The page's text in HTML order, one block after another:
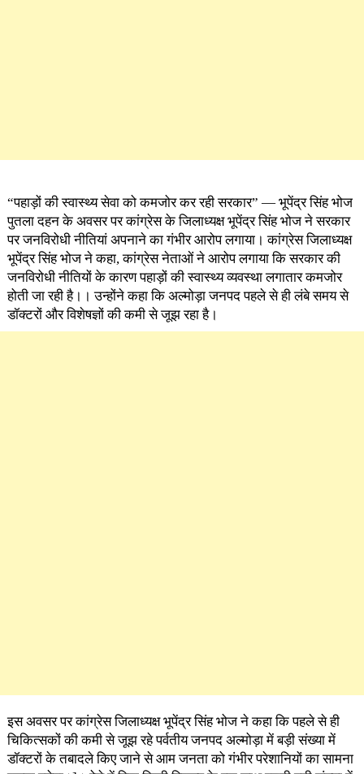
“पहाड़ों की स्वास्थ्य सेवा को कमजोर कर रही सरकार” — भूपेंद्र सिंह भोज
पुतला दहन के अवसर पर कांग्रेस के जिलाध्यक्ष भूपेंद्र सिंह भोज ने सरकार
पर जनविरोधी नीतियां अपनाने का गंभीर आरोप लगाया। कांग्रेस जिलाध्यक्ष
भूपेंद्र सिंह भोज ने कहा, कांग्रेस नेताओं ने आरोप लगाया कि सरकार की
जनविरोधी नीतियों के कारण पहाड़ों की स्वास्थ्य व्यवस्था लगातार कमजोर
होती जा रही है।। उन्होंने कहा कि अल्मोड़ा जनपद पहले से ही लंबे समय से
डॉक्टरों और विशेषज्ञों की कमी से जूझ रहा है।
इस अवसर पर कांग्रेस जिलाध्यक्ष भूपेंद्र सिंह भोज ने कहा कि पहले से ही
चिकित्सकों की कमी से जूझ रहे पर्वतीय जनपद अल्मोड़ा में बड़ी संख्या में
डॉक्टरों के तबादले किए जाने से आम जनता को गंभीर परेशानियों का सामना